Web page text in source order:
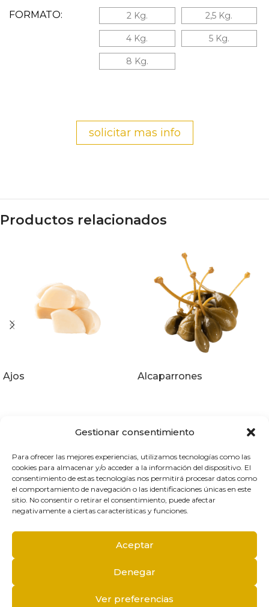
Gestionar consentimiento
Para ofrecer las mejores experiencias, utilizamos tecnologías como las
cookies para almacenar y/o acceder a la información del dispositivo. El
consentimiento de estas tecnologías nos permitirá procesar datos como
el comportamiento de navegación o las identificaciones únicas en este
sitio. No consentir o retirar el consentimiento, puede afectar
negativamente a ciertas características y funciones.
Aceptar
Denegar
Ver preferencias
FORMATO: 2 Kg. 2,5 Kg.
4 Kg. 5 Kg.
8 Kg.
solicitar mas info
Productos relacionados
Ajos Alcaparrones
Política de cookies
968 88 06 78
aceitunasjuanfra@aceitunasjuanfra.es
Calle Camino Villa Bernal, Nº 15
30120 El Palmar, Murcia